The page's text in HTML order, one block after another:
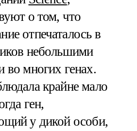
о том, что
отпечаталось в
небольшими
во многих генах.
крайне мало
ген,
у дикой особи,